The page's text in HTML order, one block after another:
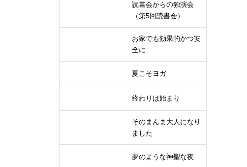
読書会からの独演会
（第5回読書会）
お家でも効果的かつ安
全に
夏こそヨガ
終わりは始まり
そのまんま大人になり
ました
夢のような神聖な夜